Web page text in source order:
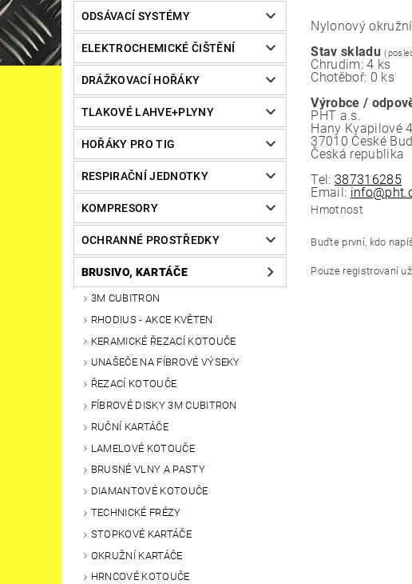
ODSÁVACÍ SYSTÉMY
ELEKTROCHEMICKÉ ČIŠTĚNÍ
DRÁŽKOVACÍ HOŘÁKY
TLAKOVÉ LAHVE+PLYNY
HOŘÁKY PRO TIG
RESPIRAČNÍ JEDNOTKY
KOMPRESORY
OCHRANNÉ PROSTŘEDKY
BRUSIVO, KARTÁČE
3M CUBITRON
RHODIUS - AKCE KVĚTEN
KERAMICKÉ ŘEZACÍ KOTOUČE
UNAŠEČE NA FÍBROVÉ VÝSEKY
ŘEZACÍ KOTOUČE
FÍBROVÉ DISKY 3M CUBITRON
RUČNÍ KARTÁČE
LAMELOVÉ KOTOUČE
BRUSNÉ VLNY A PASTY
DIAMANTOVÉ KOTOUČE
TECHNICKÉ FRÉZY
STOPKOVÉ KARTÁČE
OKRUŽNÍ KARTÁČE
HRNCOVÉ KOTOUČE
Nylonový
Stav skladu
Chrudim: 4 ks
Chotěboř: 0 ks
Výrobce /
PHT a.s.
Hany Kvapilové
37010 České
Česká republika
Tel:387316285
Email:
Hmotnost
Buďte první, kdo
Pouze registrovaní